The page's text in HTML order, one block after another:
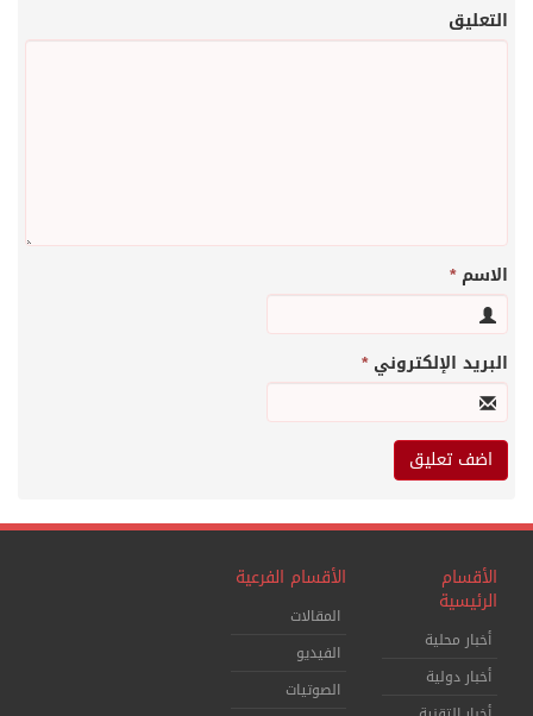
التعليق
الاسم*
البريد الإلكتروني*
الأقسام
الرئيسية
أخبار محلية
أخبار دولية
الأقسام الفرعية
المقالات
الفيديو
الصوتيات